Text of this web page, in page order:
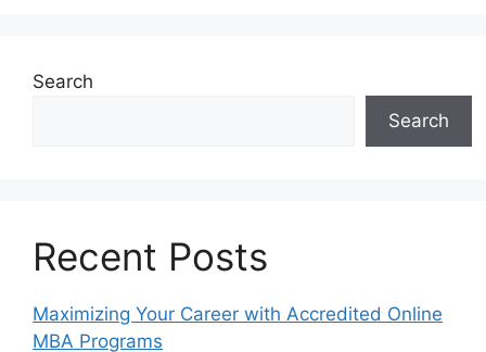
Search
Search
Recent Posts
Maximizing Your Career with Accredited Online
MBA Programs